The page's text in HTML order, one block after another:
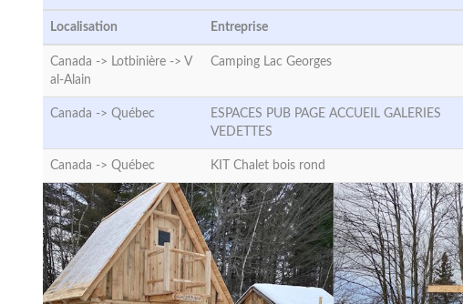
Localisation Entreprise
Canada -> Lotbinière -> V
al-Alain
Camping Lac Georges
Canada -> Québec
ESPACES PUB PAGE ACCUEIL GALERIES
VEDETTES
Canada -> Québec KIT Chalet bois rond